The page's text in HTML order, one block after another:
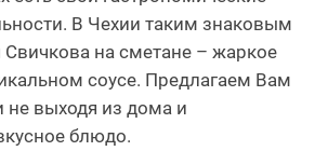
В Чехии таким знаковым
на сметане – жаркое
соусе. Предлагаем Вам
не выходя из дома и
блюдо.